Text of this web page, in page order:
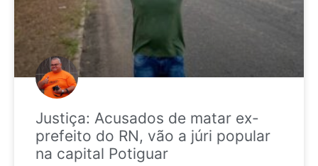
Justiça: Acusados de matar ex-
prefeito do RN, vão a júri popular
na capital Potiguar